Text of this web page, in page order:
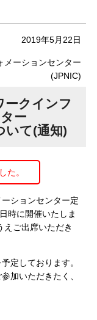
2019年5月22日
メーションセンター
(JPNIC)
ークインフ
ー
いて(通知)
た。
ションセンター定
時に開催いたしま
ご出席いただき
定しております。
加いただきたく、